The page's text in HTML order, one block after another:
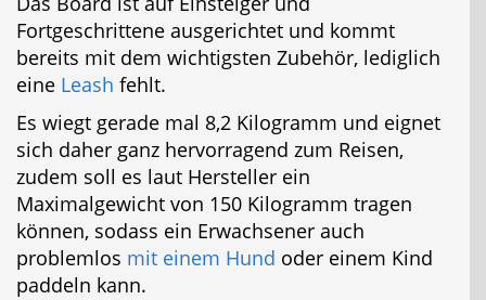
Fortgeschrittene ausgerichtet und kommt
bereits mit dem wichtigsten Zubehör, lediglich
eine Leash fehlt.
Es wiegt gerade mal 8,2 Kilogramm und eignet
sich daher ganz hervorragend zum Reisen,
zudem soll es laut Hersteller ein
Maximalgewicht von 150 Kilogramm tragen
können, sodass ein Erwachsener auch
problemlos mit einem Hund oder einem Kind
paddeln kann.